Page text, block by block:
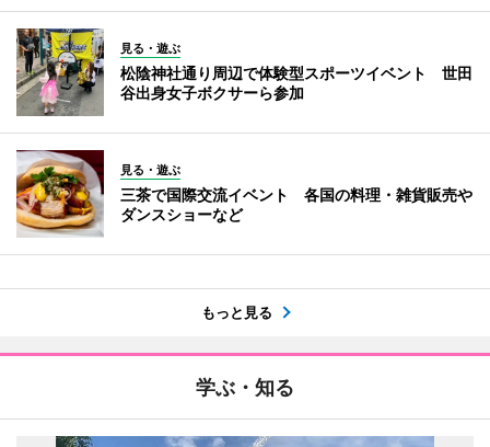
見る・遊ぶ
松陰神社通り周辺で体験型スポーツイベント 世田
谷出身女子ボクサーら参加
見る・遊ぶ
三茶で国際交流イベント 各国の料理・雑貨販売や
ダンスショーなど
もっと見る
学ぶ・知る